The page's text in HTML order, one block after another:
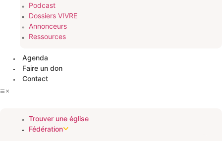
Podcast
Dossiers VIVRE
Annonceurs
Ressources
Agenda
Faire un don
Contact
Trouver une église
Fédération